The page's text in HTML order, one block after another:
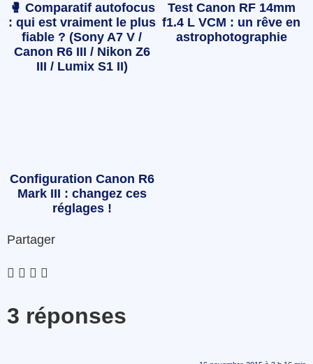
🥊 Comparatif autofocus
: qui est vraiment le plus
fiable ? (Sony A7 V /
Canon R6 III / Nikon Z6
III / Lumix S1 II)
Test Canon RF 14mm
f1.4 L VCM : un rêve en
astrophotographie
Configuration Canon R6
Mark III : changez ces
réglages !
Partager
3 réponses